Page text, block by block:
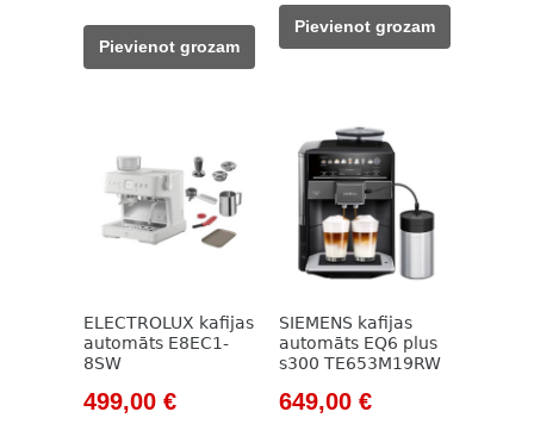
was:
499,00 €.
399,00 €.
Pievienot grozam
was:
416,00 €.
366,00 €.
Pievienot grozam
ELECTROLUX kafijas
automāts E8EC1-
8SW
Original
499,00 €Current
SIEMENS kafijas
automāts EQ6 plus
s300 TE653M19RW
Original
649,00 €Current